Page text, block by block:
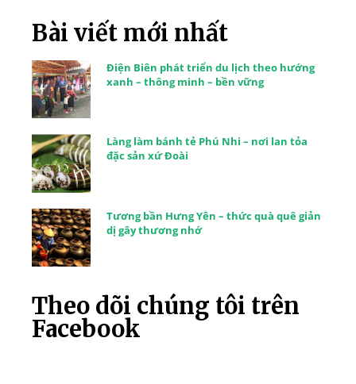
Bài viết mới nhất
Điện Biên phát triển du lịch theo hướng
xanh – thông minh – bền vững
Làng làm bánh tẻ Phú Nhi – nơi lan tỏa
đặc sản xứ Đoài
Tương bần Hưng Yên – thức quà quê giản
dị gây thương nhớ
Theo dõi chúng tôi trên
Facebook